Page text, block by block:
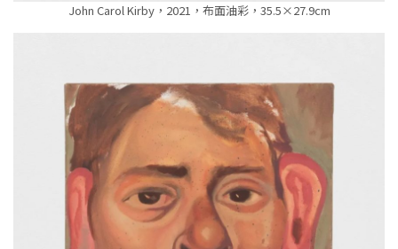
John Carol Kirby，2021，布面油彩，35.5×27.9cm